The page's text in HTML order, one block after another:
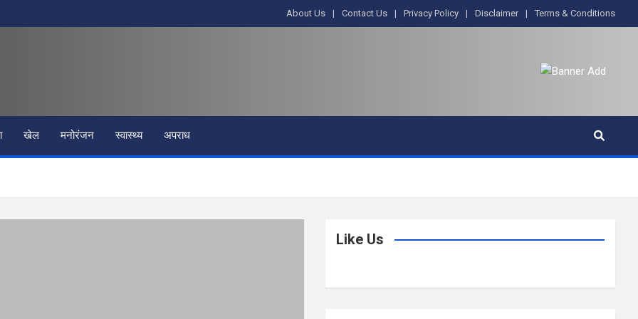
About Us Contact Us Privacy Policy Disclaimer Terms & Conditions
खेल मनोरंजन स्वास्थ्य अपराध
Like Us